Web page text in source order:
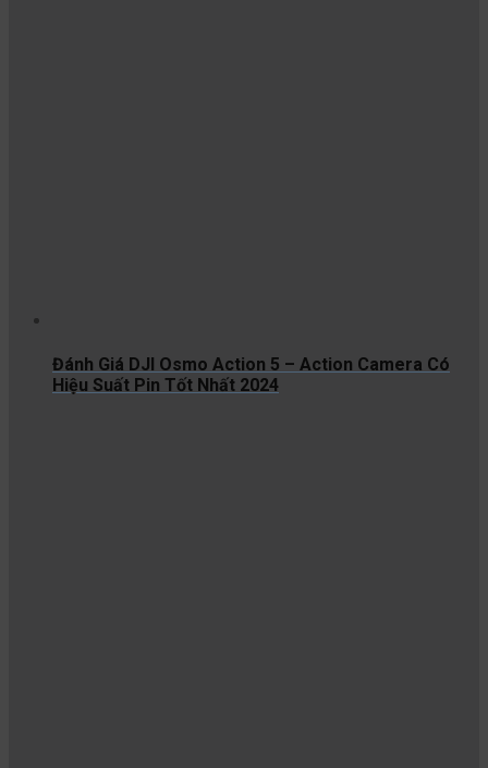
Đánh Giá DJI Osmo Action 5 – Action Camera Có
Hiệu Suất Pin Tốt Nhất 2024